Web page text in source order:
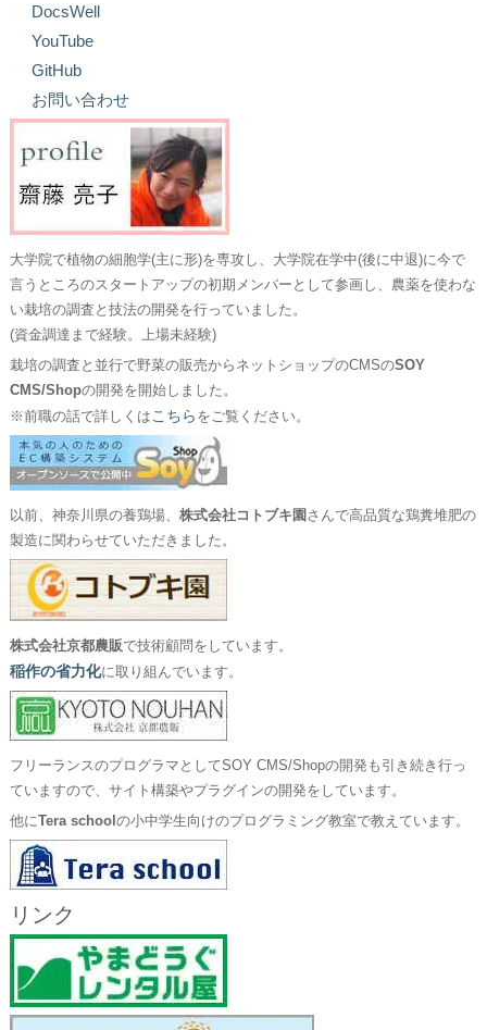
DocsWell
YouTube
GitHub
お問い合わせ
大学院で植物の細胞学(主に形)を専攻し、大学院在学中(後に中退)に今で
言うところのスタートアップの初期メンバーとして参画し、農薬を使わな
い栽培の調査と技法の開発を行っていました。
(資金調達まで経験。上場未経験)
栽培の調査と並行で野菜の販売からネットショップのCMSのSOY
CMS/Shopの開発を開始しました。
※前職の話で詳しくは こちら をご覧ください。
以前、神奈川県の養鶏場、 株式会社コトブキ園 さんで高品質な鶏糞堆肥の
製造に関わらせていただきました。
株式会社京都農販で技術顧問をしています。
稲作の省力化に取り組んでいます。
フリーランスのプログラマとしてSOY CMS/Shopの開発も引き続き行っ
ていますので、サイト構築やプラグインの開発をしています。
他にTera school の小中学生向けのプログラミング教室で教えています。
リンク